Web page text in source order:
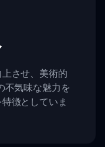
させ、美術的
不気味な魅力を
徴としていま